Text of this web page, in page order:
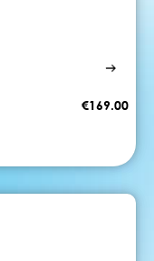
€169.00